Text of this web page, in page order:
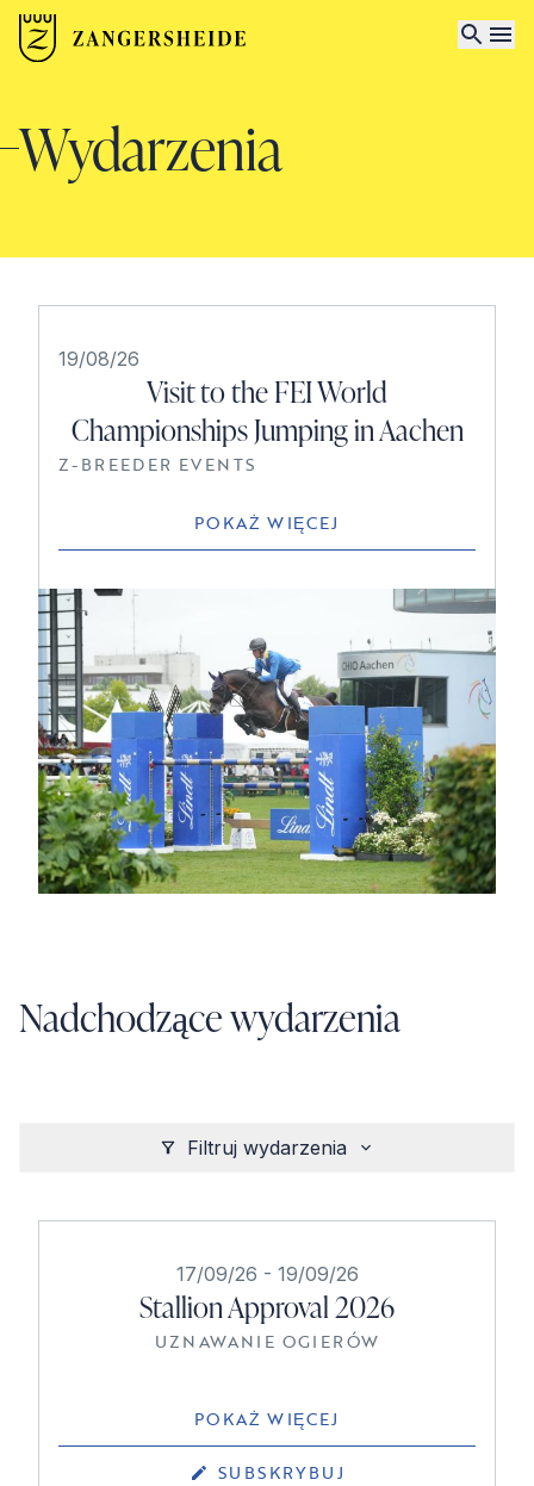
Wydarzenia
19/08/26
Visit to the FEI World
Championships Jumping in Aachen
Z-BREEDER EVENTS
POKAŻ WIĘCEJ
Nadchodzące wydarzenia
Filtruj wydarzenia
17/09/26 - 19/09/26
Stallion Approval 2026
UZNAWANIE OGIERÓW
POKAŻ WIĘCEJ
SUBSKRYBUJ